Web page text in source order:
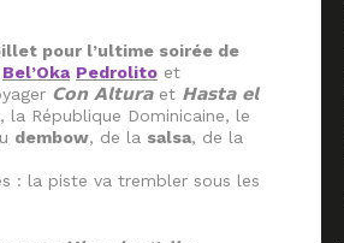
pour l’ultime soirée de
Bel’Oka Pedrolito et
𝗖𝗼𝗻 𝗔𝗹𝘁𝘂𝗿𝗮et 𝗛𝗮𝘀𝘁𝗮 𝗲𝗹
République Dominicaine, le
dembow, de la salsa, de la
: la piste va trembler sous les